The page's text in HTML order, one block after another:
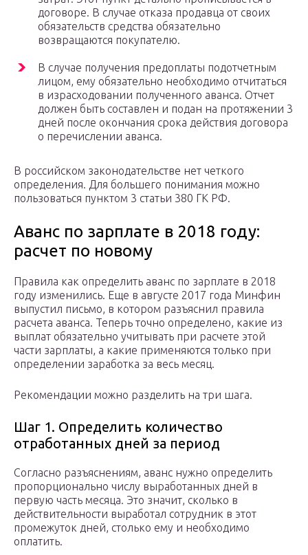
договоре. В случае отказа продавца от своих
обязательств средства обязательно
возвращаются покупателю.
В случае получения предоплаты подотчетным
лицом, ему обязательно необходимо отчитаться
в израсходовании полученного аванса. Отчет
должен быть составлен и подан на протяжении 3
дней после окончания срока действия договора
о перечислении аванса.
В российском законодательстве нет четкого
определения. Для большего понимания можно
пользоваться пунктом 3 статьи 380 ГК РФ.
Аванс по зарплате в 2018 году:
расчет по новому
Правила как определить аванс по зарплате в 2018
году изменились. Еще в августе 2017 года Минфин
выпустил письмо, в котором разъяснил правила
расчета аванса. Теперь точно определено, какие из
выплат обязательно учитывать при расчете этой
части зарплаты, а какие применяются только при
определении заработка за весь месяц.
Рекомендации можно разделить на три шага.
Шаг 1. Определить количество
отработанных дней за период
Согласно разъяснениям, аванс нужно определить
пропорционально числу выработанных дней в
первую часть месяца. Это значит, сколько в
действительности выработал сотрудник в этот
промежуток дней, столько ему и необходимо
оплатить.